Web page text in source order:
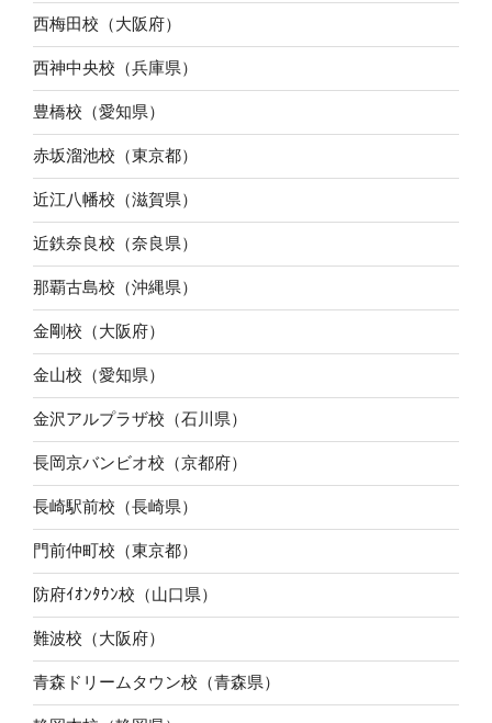
西梅田校（大阪府）
西神中央校（兵庫県）
豊橋校（愛知県）
赤坂溜池校（東京都）
近江八幡校（滋賀県）
近鉄奈良校（奈良県）
那覇古島校（沖縄県）
金剛校（大阪府）
金山校（愛知県）
金沢アルプラザ校（石川県）
長岡京バンビオ校（京都府）
長崎駅前校（長崎県）
門前仲町校（東京都）
防府ｲｵﾝﾀｳﾝ校（山口県）
難波校（大阪府）
青森ドリームタウン校（青森県）